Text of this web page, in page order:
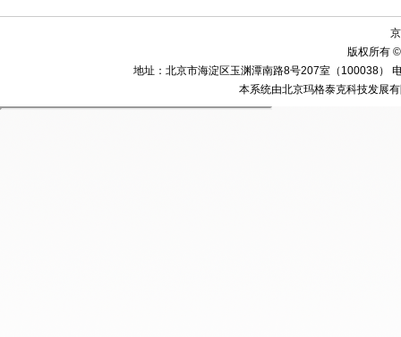
版权所有
地址：北京市海淀区玉渊潭南路8号207室（100038）
本系统由北京玛格泰克科技发展